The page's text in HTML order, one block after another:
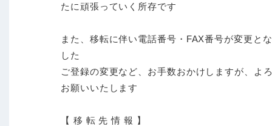
たに頑張っていく所存です
また、移転に伴い電話番号・FAX番号が変更と
した
ご登録の変更など、お手数おかけしますが、よ
お願いいたします
【 移 転 先 情 報 】